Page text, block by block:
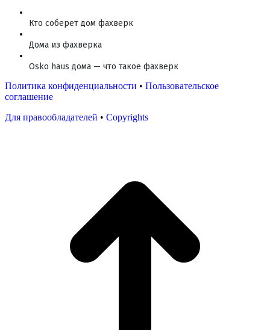
Кто соберет дом фахверк
Дома из фахверка
Osko haus дома — что такое фахверк
Политика конфиденциальности • Пользовательское
соглашение
Для правообладателей • Copyrights